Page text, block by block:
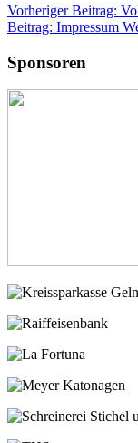
Vorheriger Beitrag:
Beitrag: Impressum
Sponsoren